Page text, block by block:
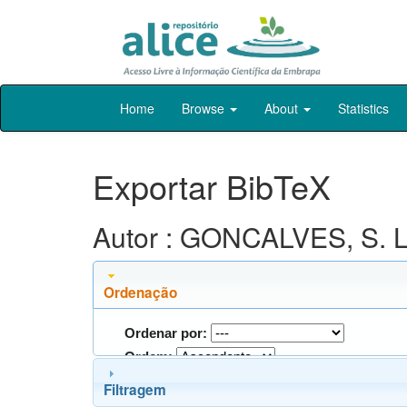
Skip
Home Browse About Statistics
Exportar BibTeX
Autor : GONCALVES, S.
Ordenação
Ordenar por:
Ordem:
Filtragem